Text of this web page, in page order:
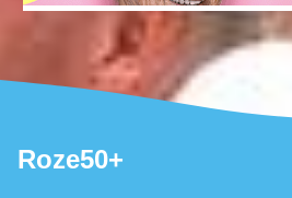
Roze50+